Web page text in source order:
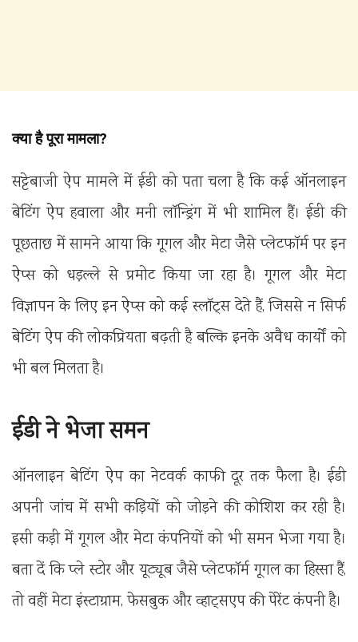
क्या है पूरा मामला?
सट्टेबाजी ऐप मामले में ईडी को पता चला है कि कई ऑनलाइन
बेटिंग ऐप हवाला और मनी लॉन्ड्रिंग में भी शामिल हैं। ईडी की
पूछताछ में सामने आया कि गूगल और मेटा जैसे प्लेटफॉर्म पर इन
ऐप्स को धड़ल्ले से प्रमोट किया जा रहा है। गूगल और मेटा
विज्ञापन के लिए इन ऐप्स को कई स्लॉट्स देते हैं, जिससे न सिर्फ
बेटिंग ऐप की लोकप्रियता बढ़ती है बल्कि इनके अवैध कार्यों को
भी बल मिलता है।
ईडी ने भेजा समन
ऑनलाइन बेटिंग ऐप का नेटवर्क काफी दूर तक फैला है। ईडी
अपनी जांच में सभी कड़ियों को जोड़ने की कोशिश कर रही है।
इसी कड़ी में गूगल और मेटा कंपनियों को भी समन भेजा गया है।
बता दें कि प्ले स्टोर और यूट्यूब जैसे प्लेटफॉर्म गूगल का हिस्सा हैं,
तो वहीं मेटा इंस्टाग्राम, फेसबुक और व्हाट्सएप की पेरेंट कंपनी है।